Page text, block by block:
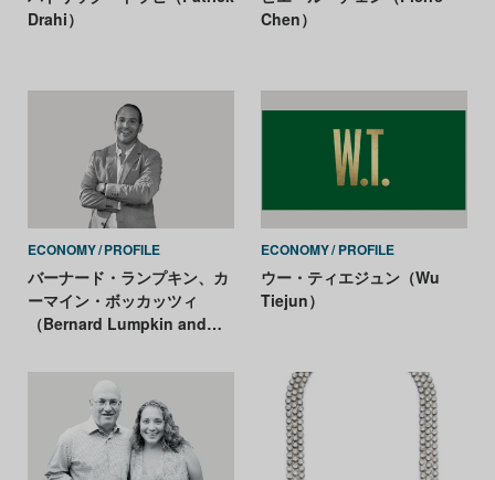
Drahi）
Chen）
ECONOMY PROFILE
バーナード・ランプキン、カ
ーマイン・ボッカッツィ
（Bernard Lumpkin and
ECONOMY PROFILE
ウー・ティエジュン（Wu
Tiejun）